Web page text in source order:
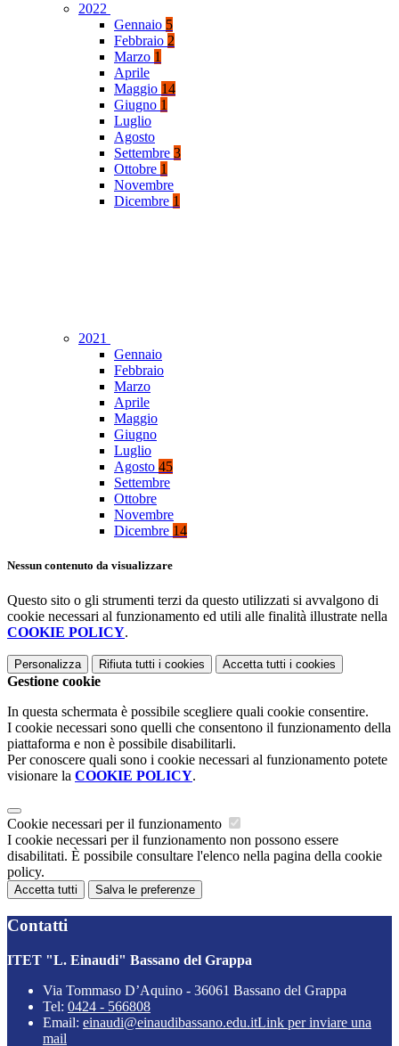
2022
Gennaio 5
Febbraio 2
Marzo 1
Aprile
Maggio 14
Giugno 1
Luglio
Agosto
Settembre 3
Ottobre 1
Novembre
Dicembre 1
2021
Gennaio
Febbraio
Marzo
Aprile
Maggio
Giugno
Luglio
Agosto 45
Settembre
Ottobre
Novembre
Dicembre 14
Nessun contenuto da visualizzare
Questo sito o gli strumenti terzi da questo utilizzati si avvalgono di
cookie necessari al funzionamento ed utili alle finalità illustrate nella
COOKIE POLICY.
Personalizza Rifiuta tutti i cookies Accetta tutti i cookies
Gestione cookie
In questa schermata è possibile scegliere quali cookie consentire.
I cookie necessari sono quelli che consentono il funzionamento della
piattaforma e non è possibile disabilitarli.
Per conoscere quali sono i cookie necessari al funzionamento potete
visionare la COOKIE POLICY.
Cookie necessari per il funzionamento
I cookie necessari per il funzionamento non possono essere
disabilitati. È possibile consultare l'elenco nella pagina della cookie
policy.
Accetta tutti Salva le preferenze
Contatti
ITET "L. Einaudi" Bassano del Grappa
Via Tommaso D’Aquino - 36061 Bassano del Grappa
Tel: 0424 - 566808
Email: einaudi@einaudibassano.edu.itLink per inviare una
mail